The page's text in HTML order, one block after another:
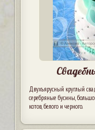
Двухъярусный круглый
серебряные бусины,
котов, белого и черного.